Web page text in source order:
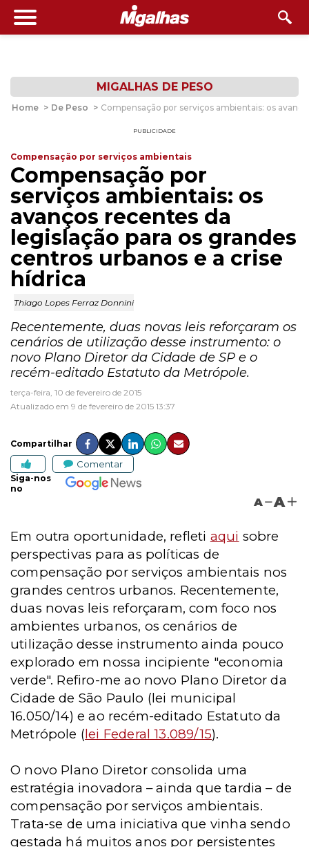
MIGALHAS DE PESO
Home > De Peso > Compensação por serviços ambientais: os
PUBLICIDADE
Compensação por serviços ambientais
Compensação por
serviços ambientais: os
avanços recentes da
legislação para os grandes
centros urbanos e a crise
hídrica
Thiago Lopes Ferraz Donnini
Recentemente, duas novas leis reforçaram os
cenários de utilização desse instrumento: o
novo Plano Diretor da Cidade de SP e o
recém-editado Estatuto da Metrópole.
terça-feira, 10 de fevereiro de 2015
Atualizado em 9 de fevereiro de 2015 13:37
Compartilhar
Comentar
Siga-nos
no
A A
Em outra oportunidade, refleti aqui sobre
perspectivas para as políticas de
compensação por serviços ambientais nos
grandes centros urbanos. Recentemente,
duas novas leis reforçaram, com foco nos
ambientes urbanos, os cenários de
utilização desse instrumento ainda pouco
explorado em nossa incipiente "economia
verde". Refiro-me ao novo Plano Diretor da
Cidade de São Paulo (lei municipal
16.050/14) e ao recém-editado Estatuto da
Metrópole (lei Federal 13.089/15).
O novo Plano Diretor consolida uma
estratégia inovadora – ainda que tardia – de
compensação por serviços ambientais.
Trata-se de uma iniciativa que vinha sendo
gestada há muitos anos por persistentes